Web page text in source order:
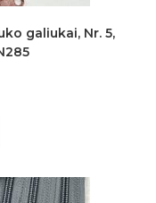
galiukai, Nr. 5,